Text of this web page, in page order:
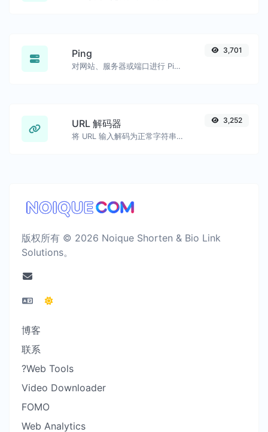
Ping
对网站、服务器或端口进行 Ping 测试。
3,701
URL 解码器
将 URL 输入解码为正常字符串。
3,252
版权所有 © 2026 Noique Shorten & Bio Link
Solutions。
博客
联系
?Web Tools
Video Downloader
FOMO
Web Analytics